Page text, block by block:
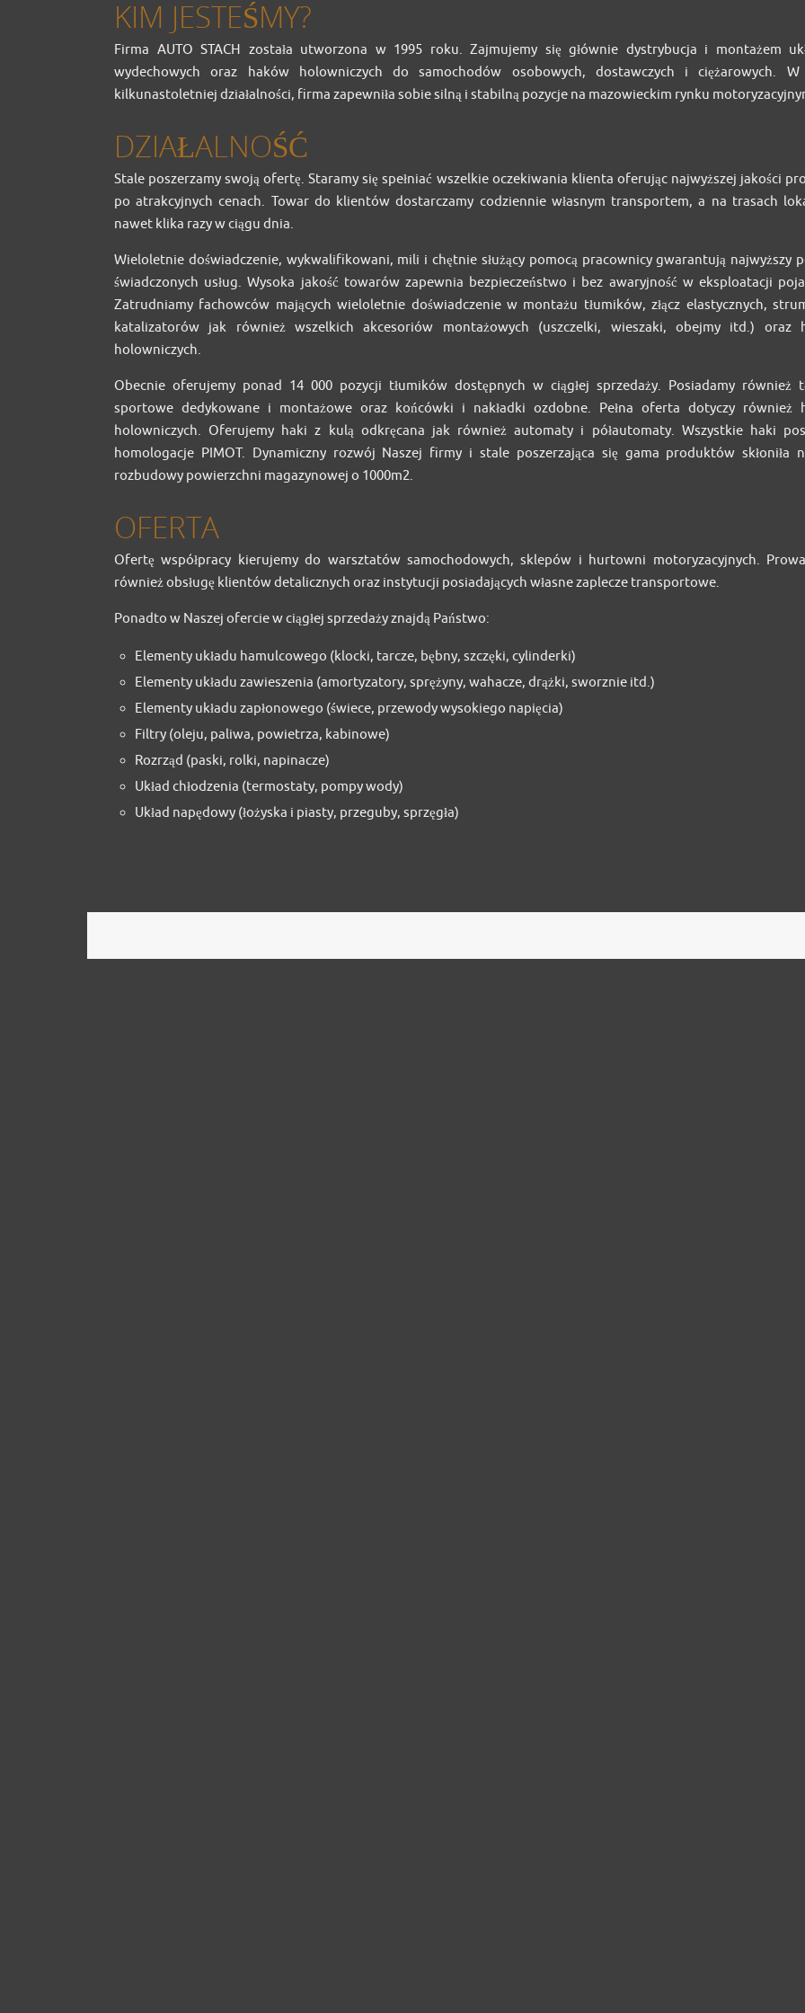
KIM JESTEŚMY?
Firma AUTO STACH została utworzona w 1995 roku. Zajmujemy się głównie dystrybucja i montażem
wydechowych oraz haków holowniczych do samochodów osobowych, dostawczych i ciężarowych. W
kilkunastoletniej działalności, firma zapewniła sobie silną i stabilną pozycje na mazowieckim rynku
DZIAŁALNOŚĆ
Stale poszerzamy swoją ofertę. Staramy się spełniać wszelkie oczekiwania klienta oferując najwyższej jakości
po atrakcyjnych cenach. Towar do klientów dostarczamy codziennie własnym transportem, a na trasach
nawet klika razy w ciągu dnia.
Wieloletnie doświadczenie, wykwalifikowani, mili i chętnie służący pomocą pracownicy gwarantują najwyższy
świadczonych usług. Wysoka jakość towarów zapewnia bezpieczeństwo i bez awaryjność w eksploatacji
Zatrudniamy fachowców mających wieloletnie doświadczenie w montażu tłumików, złącz elastycznych,
katalizatorów jak również wszelkich akcesoriów montażowych (uszczelki, wieszaki, obejmy itd.) oraz
holowniczych.
Obecnie oferujemy ponad 14 000 pozycji tłumików dostępnych w ciągłej sprzedaży. Posiadamy również
sportowe dedykowane i montażowe oraz końcówki i nakładki ozdobne. Pełna oferta dotyczy również
holowniczych. Oferujemy haki z kulą odkręcana jak również automaty i półautomaty. Wszystkie haki
homologacje PIMOT. Dynamiczny rozwój Naszej firmy i stale poszerzająca się gama produktów skłoniła
rozbudowy powierzchni magazynowej o 1000m2.
OFERTA
Ofertę współpracy kierujemy do warsztatów samochodowych, sklepów i hurtowni motoryzacyjnych.
również obsługę klientów detalicznych oraz instytucji posiadających własne zaplecze transportowe.
Ponadto w Naszej ofercie w ciągłej sprzedaży znajdą Państwo:
Elementy układu hamulcowego (klocki, tarcze, bębny, szczęki, cylinderki)
Elementy układu zawieszenia (amortyzatory, sprężyny, wahacze, drążki, sworznie itd.)
Elementy układu zapłonowego (świece, przewody wysokiego napięcia)
Filtry (oleju, paliwa, powietrza, kabinowe)
Rozrząd (paski, rolki, napinacze)
Układ chłodzenia (termostaty, pompy wody)
Układ napędowy (łożyska i piasty, przeguby, sprzęgła)